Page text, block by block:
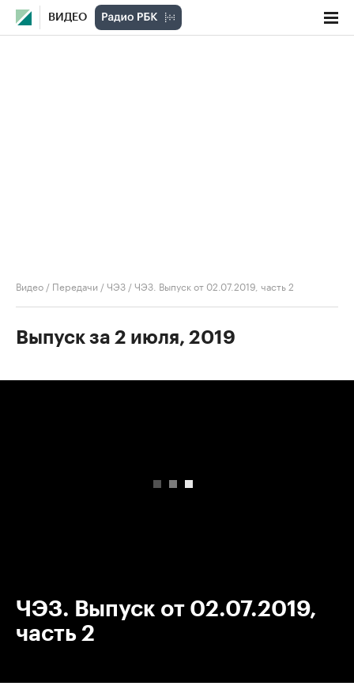
ВИДЕО
Видео / Передачи /ЧЭЗ /ЧЭЗ. Выпуск от 02.07.2019, часть 2
Выпуск за 2 июля, 2019
ЧЭЗ. Выпуск от 02.07.2019,
часть 2